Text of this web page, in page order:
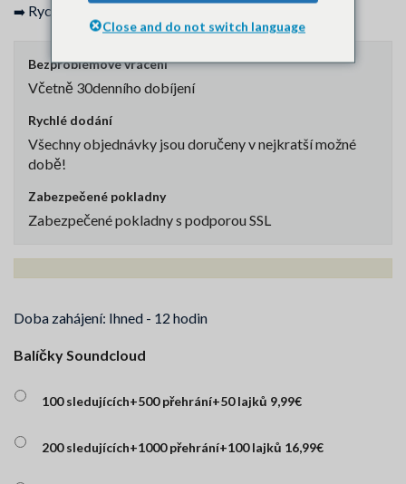
➡️ Rychlost: 1000/den
Bezproblémové vrácení
Včetně 30denního dobíjení
Rychlé dodání
Všechny objednávky jsou doručeny v nejkratší možné
době!
Zabezpečené pokladny
Zabezpečené pokladny s podporou SSL
Doba zahájení: Ihned - 12 hodin
Balíčky Soundcloud
100 sledujících+500 přehrání+50 lajků 9,99€
200 sledujících+1000 přehrání+100 lajků 16,99€
Close and do not switch language